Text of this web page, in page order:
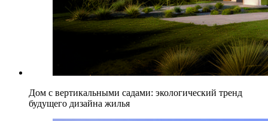
Дом с вертикальными садами: экологический тренд
будущего дизайна жилья